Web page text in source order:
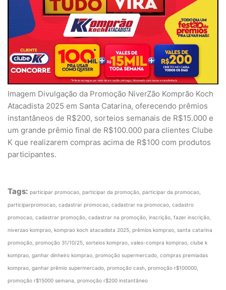
Imagem Divulgação da Promoção NiverZão Komprão Koch
Atacadista 2025 em Santa Catarina, oferecendo prêmios
instantâneos de R$200, sorteios semanais de R$15.000 e
um grande prêmio final de R$100.000 para clientes Clube
K que realizarem compras acima de R$100 com produtos
participantes.
Tags: participar promocao, participar da promoção, participar da promocao,
participarpromocao, cadastrar promocao, cadastrar na promocao, cadastro
promocao, cadastrar promoção, cadastrar na promoção, inscrição, fazer inscrição,
niverzao komprao, komprao koch atacadista 2025, prêmios komprao, santa catarina
promoção, promoção 31/10/25, sorteios komprao, vales-compra komprao, clube k
komprao, ganhar dinheiro komprao, promoção supermercado, compras premiadas
komprao, ganhar prêmio supermercado, promoção cash, promoção r$100000,
promoção r$15000 semana, promoção r$200 instantâneo